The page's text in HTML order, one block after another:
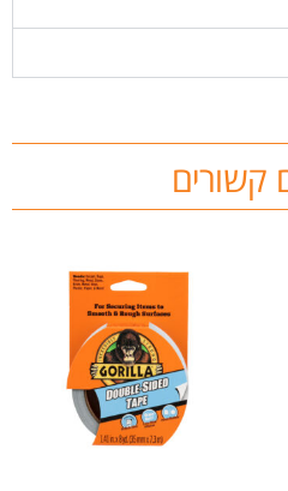
קשורים